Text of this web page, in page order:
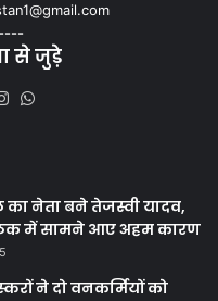
से जुड़े
Instagram
का नेता बने तेजस्वी यादव,
में सामने आए अहम कारण
ने दो वनकर्मियों को